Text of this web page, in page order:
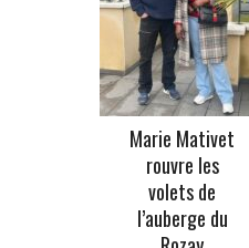
Marie Mativet
rouvre les
volets de
l’auberge du